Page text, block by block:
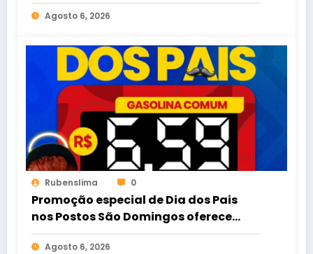
Agosto 6, 2026
Rubenslima 0
Promoção especial de Dia dos Pais
nos Postos São Domingos oferece
gasolina comum por R$ 6,59
Agosto 6, 2026